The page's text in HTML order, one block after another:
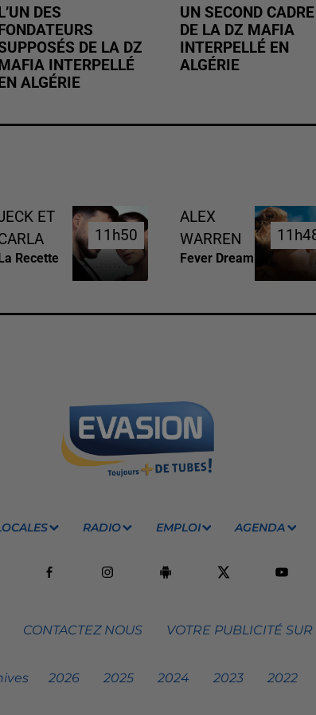
L’UN DES
FONDATEURS
DE LA DZ
MAFIA INTERPELLÉ
EN ALGÉRIE
UN SECOND CADRE
DE LA DZ MAFIA
INTERPELLÉ EN
ALGÉRIE
ET
La Recette
11h50
11h50
ALEX
WARREN
Fever Dream
RADIO EMPLOI AGENDA
CONTACTEZ NOUS VOTRE PUBLICITÉ
2026 2025 2024 2023 2022